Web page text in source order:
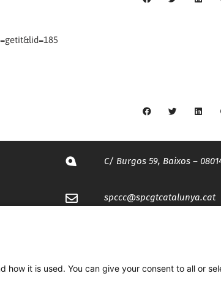
C/ Burgos 59, Baixos –
spccc@spcgtcatalunya.cat
it is used. You can give your consent to all or